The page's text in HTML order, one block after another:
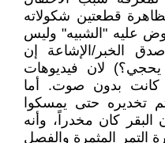
قطعتين شكولاته
عليه "الشبيه" وليس
الخبر/الإشاعة إن
لان فيديوهات
كانت بدون صوت. أما
تخديره حتى يمسكوا
كان مخدراً، وأنه
المثمرة والفصل